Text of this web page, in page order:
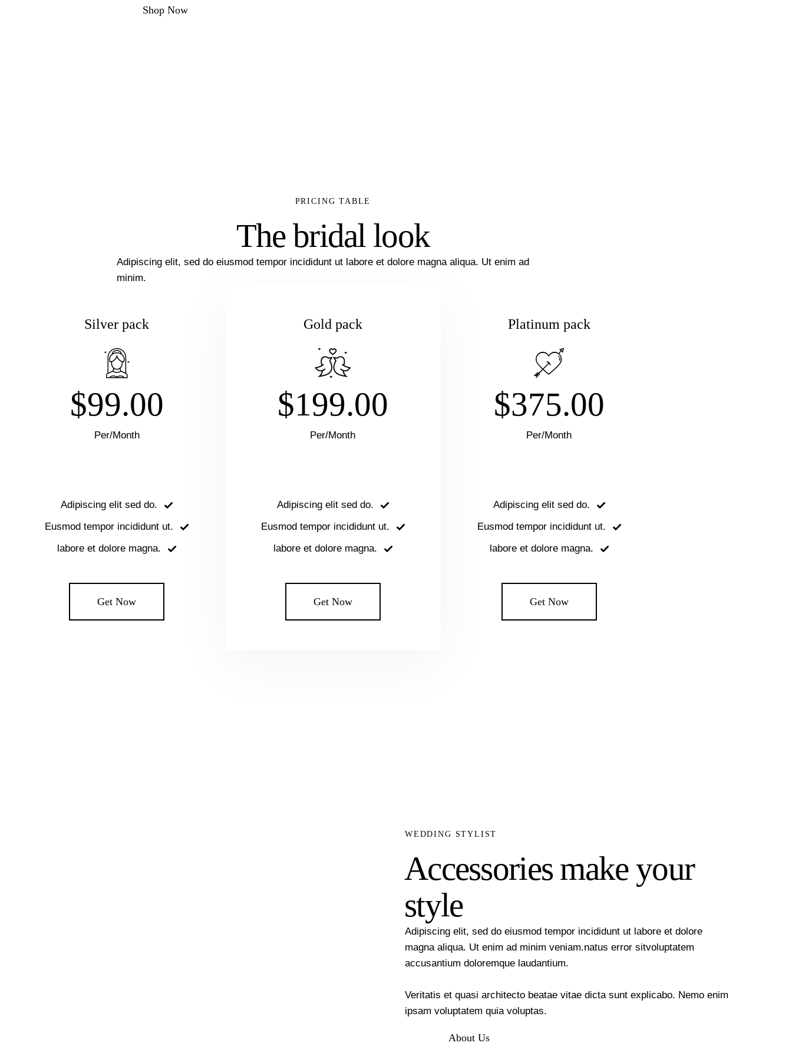
Shop Now
PRICING TABLE
The bridal look
Adipiscing elit, sed do eiusmod tempor incididunt ut labore et dolore magna aliqua. Ut enim ad
minim.
Silver pack
$99.00
Per/Month
Adipiscing elit sed do.
Eusmod tempor incididunt ut.
labore et dolore magna.
Get Now
Gold pack
$199.00
Per/Month
Adipiscing elit sed do.
Eusmod tempor incididunt ut.
labore et dolore magna.
Get Now
Platinum pack
$375.00
Per/Month
Adipiscing elit sed do.
Eusmod tempor incididunt ut.
labore et dolore magna.
Get Now
WEDDING STYLIST
Accessories make your
style
Adipiscing elit, sed do eiusmod tempor incididunt ut labore et dolore
magna aliqua. Ut enim ad minim veniam.natus error sitvoluptatem
accusantium doloremque laudantium.
Veritatis et quasi architecto beatae vitae dicta sunt explicabo. Nemo enim
ipsam voluptatem quia voluptas.
About Us